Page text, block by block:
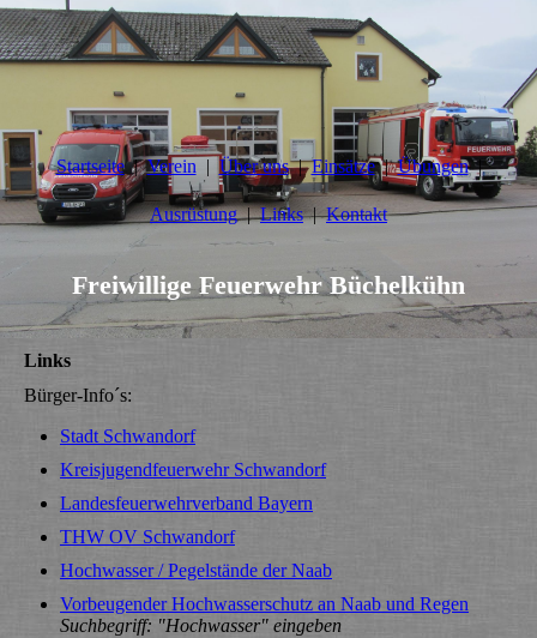
Startseite Verein Über uns Einsätze Übungen
Ausrüstung Links Kontakt
Freiwillige Feuerwehr Büchelkühn
Links
Bürger-Info´s:
Stadt Schwandorf
Kreisjugendfeuerwehr Schwandorf
Landesfeuerwehrverband Bayern
THW OV Schwandorf
Hochwasser / Pegelstände der Naab
Vorbeugender Hochwasserschutz an Naab und Regen
Suchbegriff: "Hochwasser" eingeben